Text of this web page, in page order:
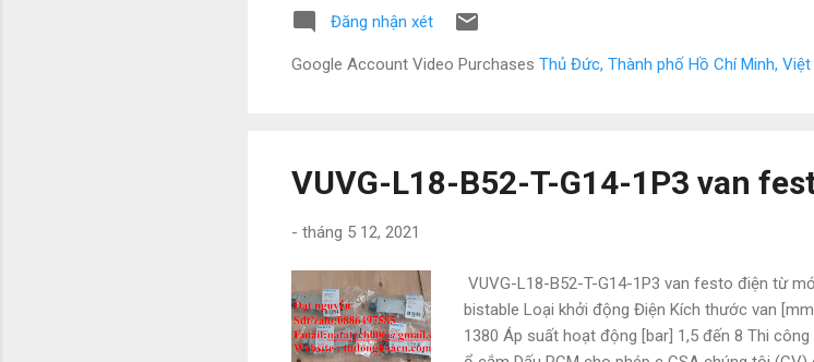
đầu vào loại 3 mA (EN 61131-2, loại 3) Loại bộ
EL1002, EL1004, EL1004-0020, EL1008,
EL1094, EL1098, EL1104, EL1114, EL1124,
Đăng nhận xét
Google Account Video Purchases Thủ Đức, Thành phố Hồ Chí Minh, Việt
VUVG-L18-B52-T-G14-1P3 van
- tháng 5 12, 2021
VUVG-L18-B52-T-G14-1P3 van festo điện từ
bistable Loại khởi động Điện Kích thước van
1380 Áp suất hoạt động [bar] 1,5 đến 8 Thi